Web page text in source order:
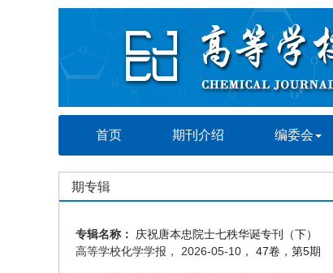
首页 期刊介绍 编委会
期专辑
专辑名称：
庆祝唐本忠院士七秩华诞专刊（下）
高等学校化学学报， 2026-05-10， 47卷，第5期